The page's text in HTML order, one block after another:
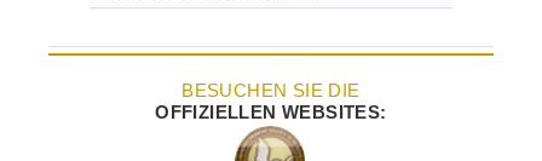
BESUCHEN SIE DIE
OFFIZIELLEN WEBSITES: